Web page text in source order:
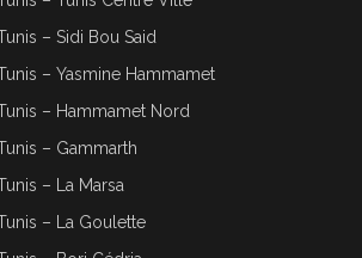
– Sidi Bou Said
– Yasmine Hammamet
– Hammamet Nord
– Gammarth
– La Marsa
– La Goulette